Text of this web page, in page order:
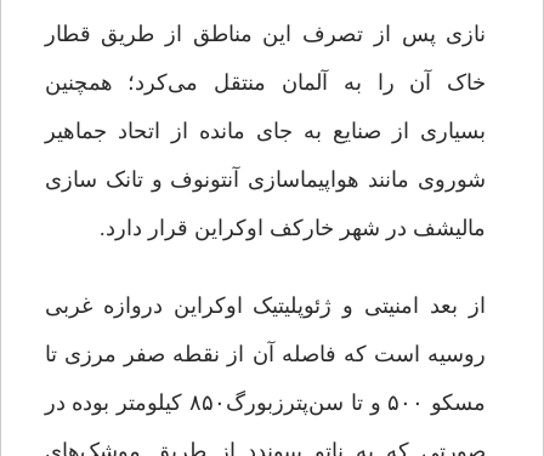
نازی پس از تصرف این مناطق از طریق قطار
خاک آن را به آلمان منتقل می‌کرد؛ همچنین
بسیاری از صنایع به جای مانده از اتحاد جماهیر
شوروی مانند هواپیماسازی آنتونوف و تانک سازی
مالیشف در شهر خارکف اوکراین قرار دارد.
از بعد امنیتی و ژئوپلیتیک اوکراین دروازه غربی
روسیه است که فاصله آن از نقطه صفر مرزی تا
مسکو ۵۰۰ و تا سن‌پترزبورگ۸۵۰ کیلومتر بوده در